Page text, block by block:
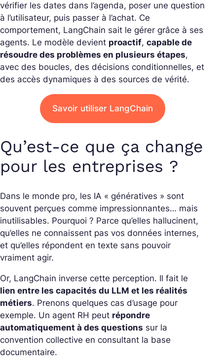
vérifier les dates dans l’agenda, poser une question
à l’utilisateur, puis passer à l’achat. Ce
comportement, LangChain sait le gérer grâce à ses
agents. Le modèle devient proactif, capable de
résoudre des problèmes en plusieurs étapes,
avec des boucles, des décisions conditionnelles, et
des accès dynamiques à des sources de vérité.
Savoir utiliser LangChain
Qu’est-ce que ça change
pour les entreprises ?
Dans le monde pro, les IA « génératives » sont
souvent perçues comme impressionnantes… mais
inutilisables. Pourquoi ? Parce qu’elles hallucinent,
qu’elles ne connaissent pas vos données internes,
et qu’elles répondent en texte sans pouvoir
vraiment agir.
Or, LangChain inverse cette perception. Il fait le
lien entre les capacités du LLM et les réalités
métiers. Prenons quelques cas d’usage pour
exemple. Un agent RH peut répondre
automatiquement à des questions sur la
convention collective en consultant la base
documentaire.